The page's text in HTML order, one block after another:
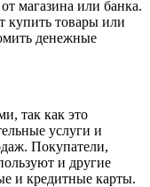
магазина или банка.
купить товары или
денежные
так как это
услуги и
Покупатели,
и другие
и кредитные карты.